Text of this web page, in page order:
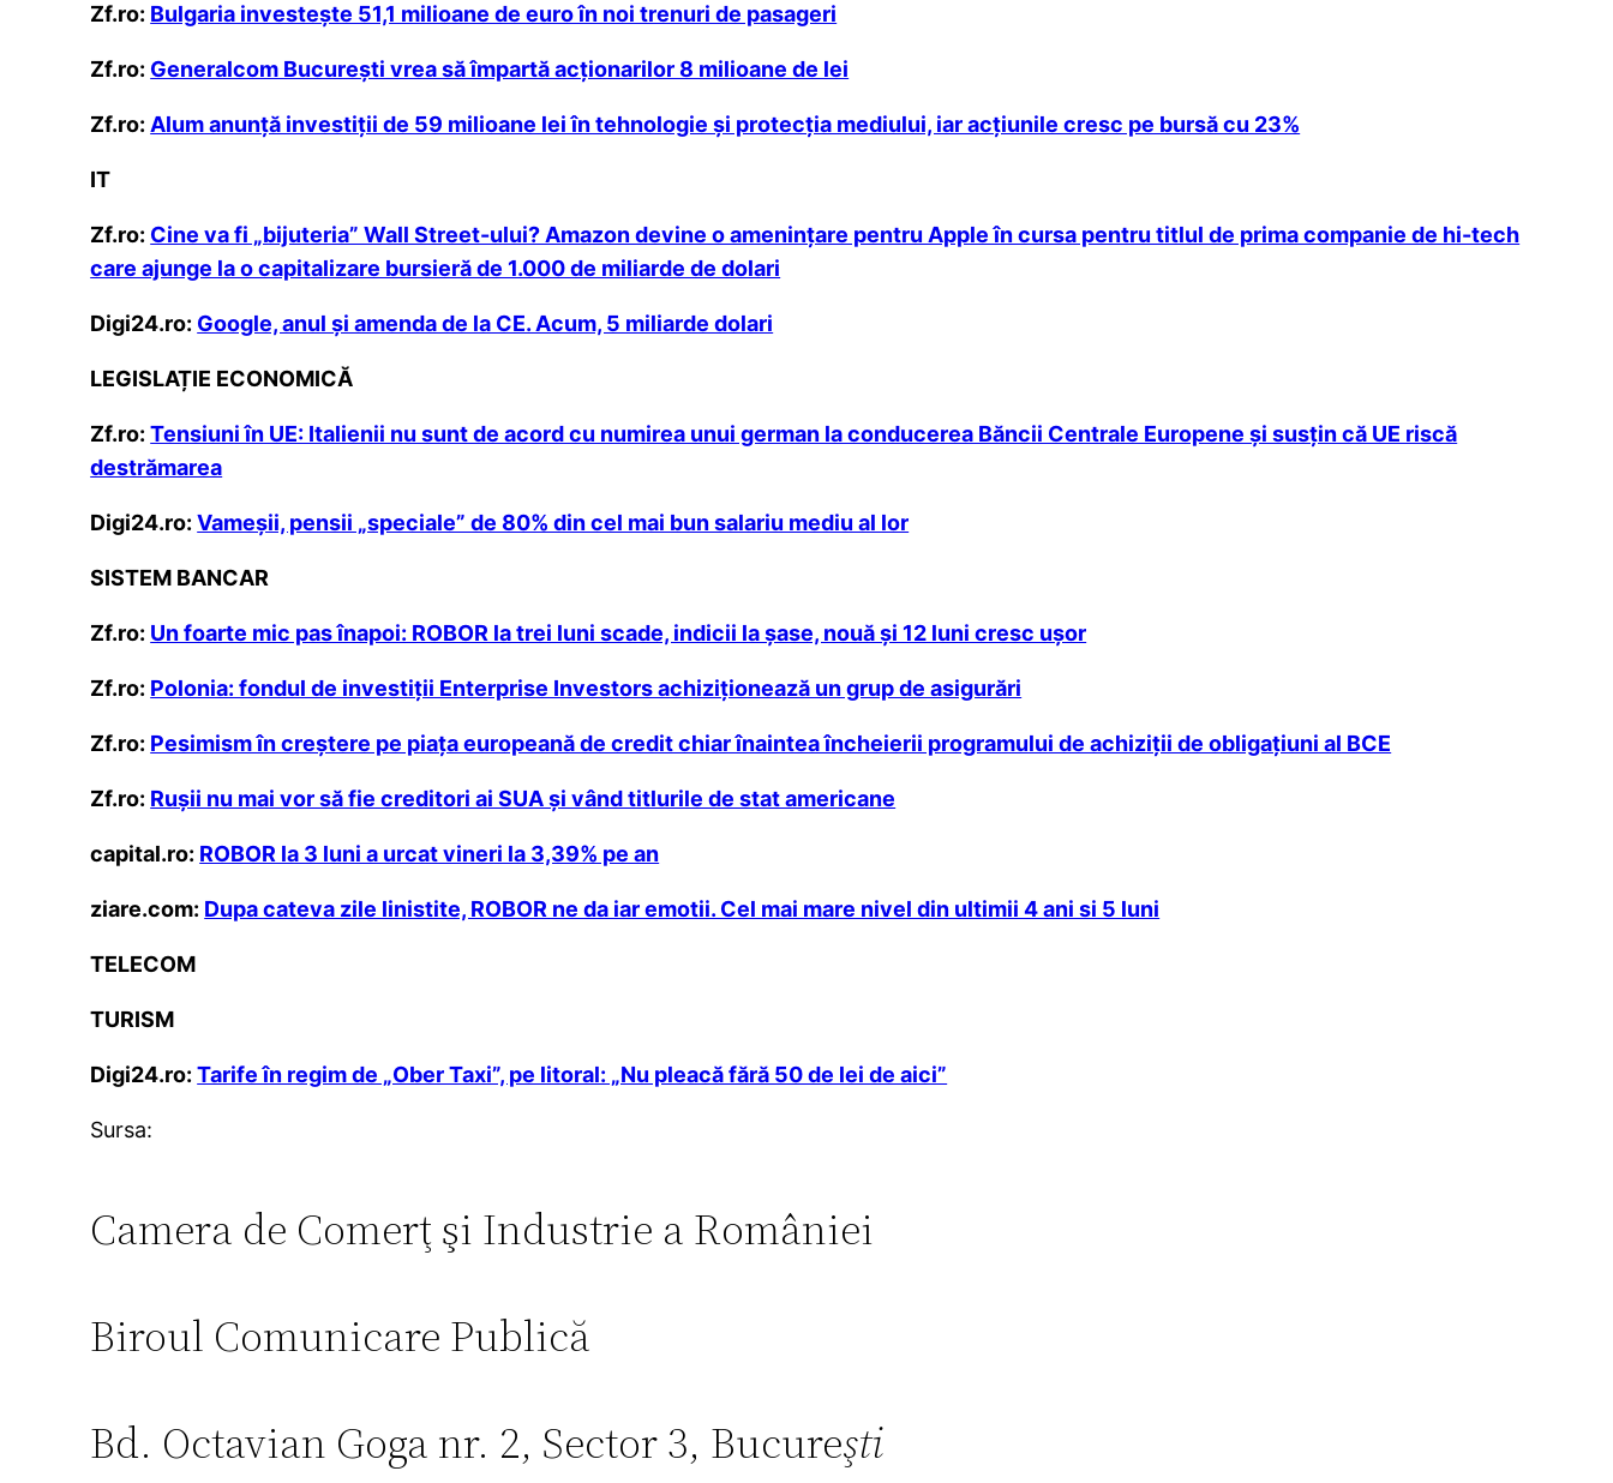
Zf.ro: Bulgaria investeşte 51,1 milioane de euro în noi trenuri de pasageri
Zf.ro: Generalcom Bucureşti vrea să împartă acţionarilor 8 milioane de lei
Zf.ro: Alum anunţă investiţii de 59 milioane lei în tehnologie şi protecţia mediului, iar acţiunile cresc pe bursă cu 23%
IT
Zf.ro: Cine va fi „bijuteria” Wall Street-ului? Amazon devine o ameninţare pentru Apple în cursa pentru titlul de prima companie de hi-tech
care ajunge la o capitalizare bursieră de 1.000 de miliarde de dolari
Digi24.ro: Google, anul și amenda de la CE. Acum, 5 miliarde dolari
LEGISLAȚIE ECONOMICĂ
Zf.ro:Tensiuni în UE: Italienii nu sunt de acord cu numirea unui german la conducerea Băncii Centrale Europene şi susţin că UE riscă
destrămarea
Digi24.ro:Vameșii, pensii „speciale” de 80% din cel mai bun salariu mediu al lor
SISTEM BANCAR
Zf.ro: Un foarte mic pas înapoi: ROBOR la trei luni scade, indicii la şase, nouă şi 12 luni cresc uşor
Zf.ro: Polonia: fondul de investiţii Enterprise Investors achiziţionează un grup de asigurări
Zf.ro: Pesimism în creştere pe piaţa europeană de credit chiar înaintea încheierii programului de achiziţii de obligaţiuni al BCE
Zf.ro: Ruşii nu mai vor să fie creditori ai SUA şi vând titlurile de stat americane
capital.ro: ROBOR la 3 luni a urcat vineri la 3,39% pe an
ziare.com: Dupa cateva zile linistite, ROBOR ne da iar emotii. Cel mai mare nivel din ultimii 4 ani si 5 luni
TELECOM
TURISM
Digi24.ro:Tarife în regim de „Ober Taxi”, pe litoral: „Nu pleacă fără 50 de lei de aici”
Sursa:
Camera de Comerţ şi Industrie a României
Biroul Comunicare Publică
Bd. Octavian Goga nr. 2, Sector 3, Bucureşti